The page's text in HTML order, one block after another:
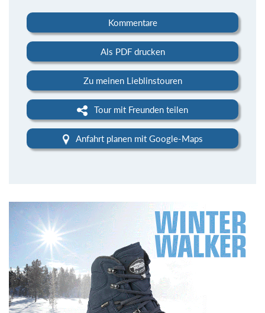
Kommentare
Als PDF drucken
Zu meinen Lieblinstouren
Tour mit Freunden teilen
Anfahrt planen mit Google-Maps